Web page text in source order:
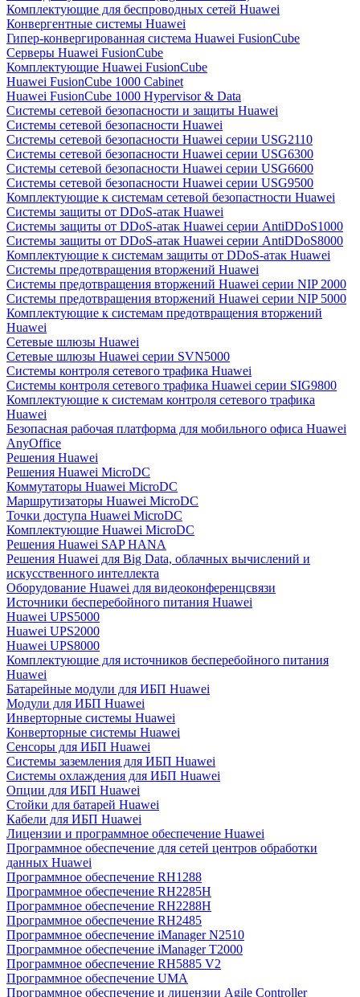
Комплектующие для беспроводных сетей Huawei
Конвергентные системы Huawei
Гипер-конвергированная система Huawei FusionCube
Серверы Huawei FusionCube
Комплектующие Huawei FusionCube
Huawei FusionCube 1000 Cabinet
Huawei FusionCube 1000 Hypervisor & Data
Системы сетевой безопасности и защиты Huawei
Системы сетевой безопасности Huawei
Системы сетевой безопасности Huawei серии USG2110
Системы сетевой безопасности Huawei серии USG6300
Системы сетевой безопасности Huawei серии USG6600
Системы сетевой безопасности Huawei серии USG9500
Комплектующие к системам сетевой безопастности Huawei
Системы защиты от DDoS-атак Huawei
Системы защиты от DDoS-атак Huawei серии AntiDDoS1000
Системы защиты от DDoS-атак Huawei серии AntiDDoS8000
Комплектующие к системам защиты от DDoS-атак Huawei
Системы предотвращения вторжений Huawei
Системы предотвращения вторжений Huawei серии NIP 2000
Системы предотвращения вторжений Huawei серии NIP 5000
Комплектующие к системам предотвращения вторжений
Huawei
Сетевые шлюзы Huawei
Сетевые шлюзы Huawei серии SVN5000
Системы контроля сетевого трафика Huawei
Системы контроля сетевого трафика Huawei серии SIG9800
Комплектующие к системам контроля сетевого трафика
Huawei
Безопасная рабочая платформа для мобильного офиса Huawei
AnyOffice
Решения Huawei
Решения Huawei MicroDC
Коммутаторы Huawei MicroDC
Маршрутизаторы Huawei MicroDC
Точки доступа Huawei MicroDC
Комплектующие Huawei MicroDC
Решения Huawei SAP HANA
Решения Huawei для Big Data, облачных вычислений и
искусственного интеллекта
Оборудование Huawei для видеоконференцсвязи
Источники бесперебойного питания Huawei
Huawei UPS5000
Huawei UPS2000
Huawei UPS8000
Комплектующие для источников бесперебойного питания
Huawei
Батарейные модули для ИБП Huawei
Модули для ИБП Huawei
Инверторные системы Huawei
Конверторные системы Huawei
Сенсоры для ИБП Huawei
Системы заземления для ИБП Huawei
Системы охлаждения для ИБП Huawei
Опции для ИБП Huawei
Стойки для батарей Huawei
Кабели для ИБП Huawei
Лицензии и программное обеспечение Huawei
Программное обеспечение для сетей центров обработки
данных Huawei
Программное обеспечение RH1288
Программное обеспечение RH2285H
Программное обеспечение RH2288H
Программное обеспечение RH2485
Программное обеспечение iManager N2510
Программное обеспечение iManager T2000
Программное обеспечение RH5885 V2
Программное обеспечение UMA
Программное обеспечение и лицензии Agile Controller